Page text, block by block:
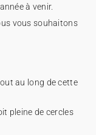
à venir.
vous souhaitons
au long de cette
pleine de cercles